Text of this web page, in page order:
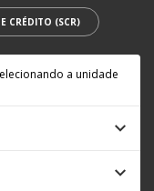
CRÉDITO (SCR)
a unidade